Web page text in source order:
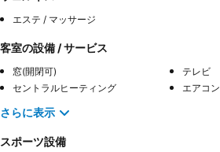
エステ / マッサージ
客室の設備 / サービス
窓(開閉可)
テレビ
セントラルヒーティング
エアコン
さらに表示
スポーツ設備